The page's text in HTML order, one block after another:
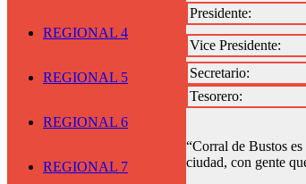
REGIONAL 4
REGIONAL 5
REGIONAL 6
REGIONAL 7
Presidente:
Vice Presidente:
Secretario:
Tesorero:
“Corral de Bustos
ciudad, con gente